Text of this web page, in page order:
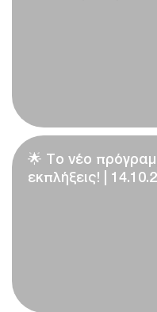
🌟 Το νέο
εκπλήξεις! |